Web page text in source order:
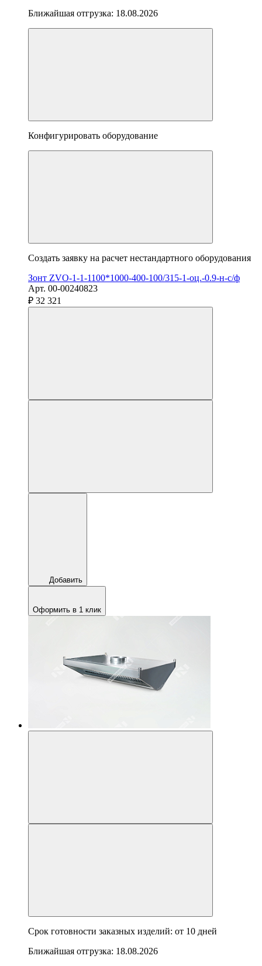
Ближайшая отгрузка: 18.08.2026
Конфигурировать оборудование
Создать заявку на расчет нестандартного оборудования
Зонт ZVO-1-1-1100*1000-400-100/315-1-оц.-0.9-н-с/ф
Арт. 00-00240823
₽ 32 321
Добавить
Оформить в 1 клик
Срок готовности заказных изделий: от 10 дней
Ближайшая отгрузка: 18.08.2026